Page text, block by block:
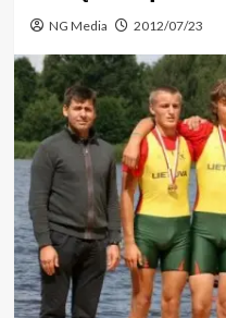
NG Media 2012/07/23